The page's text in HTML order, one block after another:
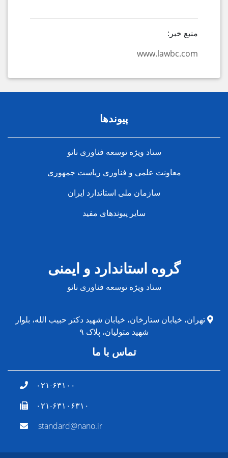
منبع خبر:
www.lawbc.com
پیوندها
ستاد ویژه توسعه فناوری نانو
معاونت علمی و فناوری ریاست جمهوری
سازمان ملی استاندارد ایران
سایر پیوندهای مفید
گروه استاندارد و ایمنی
ستاد ویژه توسعه فناوری نانو
تهران، خیابان ستارخان، خیابان شهید دکتر حبیب الله، بلوار
شهید متولیان، پلاک ۹
تماس با ما
۰۲۱-۶۳۱۰۰
۰۲۱-۶۳۱۰۶۳۱۰
standard@nano.ir